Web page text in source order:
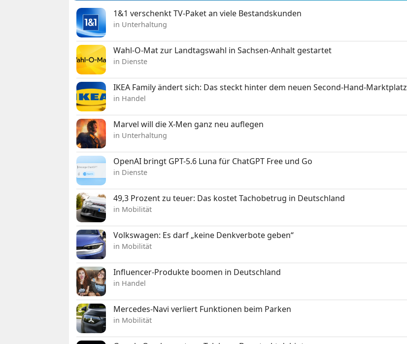
1&1 verschenkt TV-Paket an viele Bestandskunden
in Unterhaltung
Wahl-O-Mat zur Landtagswahl in Sachsen-Anhalt gestartet
in Dienste
IKEA Family ändert sich: Das steckt hinter dem neuen Second-Hand-Marktplatz
in Handel
Marvel will die X-Men ganz neu auflegen
in Unterhaltung
OpenAI bringt GPT-5.6 Luna für ChatGPT Free und Go
in Dienste
49,3 Prozent zu teuer: Das kostet Tachobetrug in Deutschland
in Mobilität
Volkswagen: Es darf „keine Denkverbote geben“
in Mobilität
Influencer-Produkte boomen in Deutschland
in Handel
Mercedes-Navi verliert Funktionen beim Parken
in Mobilität